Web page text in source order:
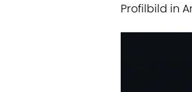
Profilbild in